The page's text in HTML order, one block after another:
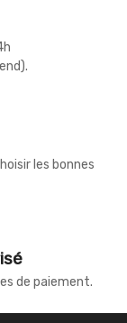
les bonnes
de paiement.